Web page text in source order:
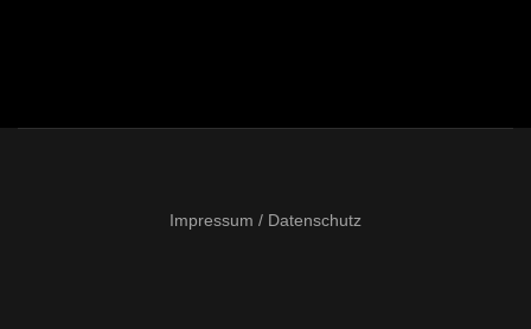
Impressum / Datenschutz